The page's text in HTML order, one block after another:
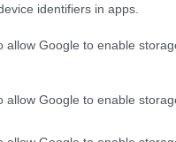
identifiers in apps.
allow Google to enable
allow Google to enable